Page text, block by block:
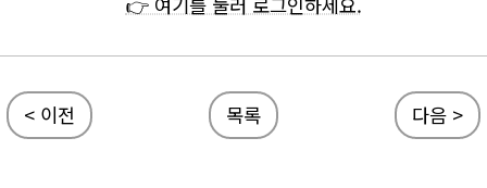
< 이전 목록 다음 >